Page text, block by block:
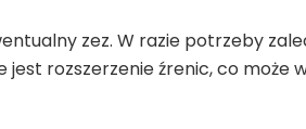
zez. W razie potrzeby
rozszerzenie źrenic, co może